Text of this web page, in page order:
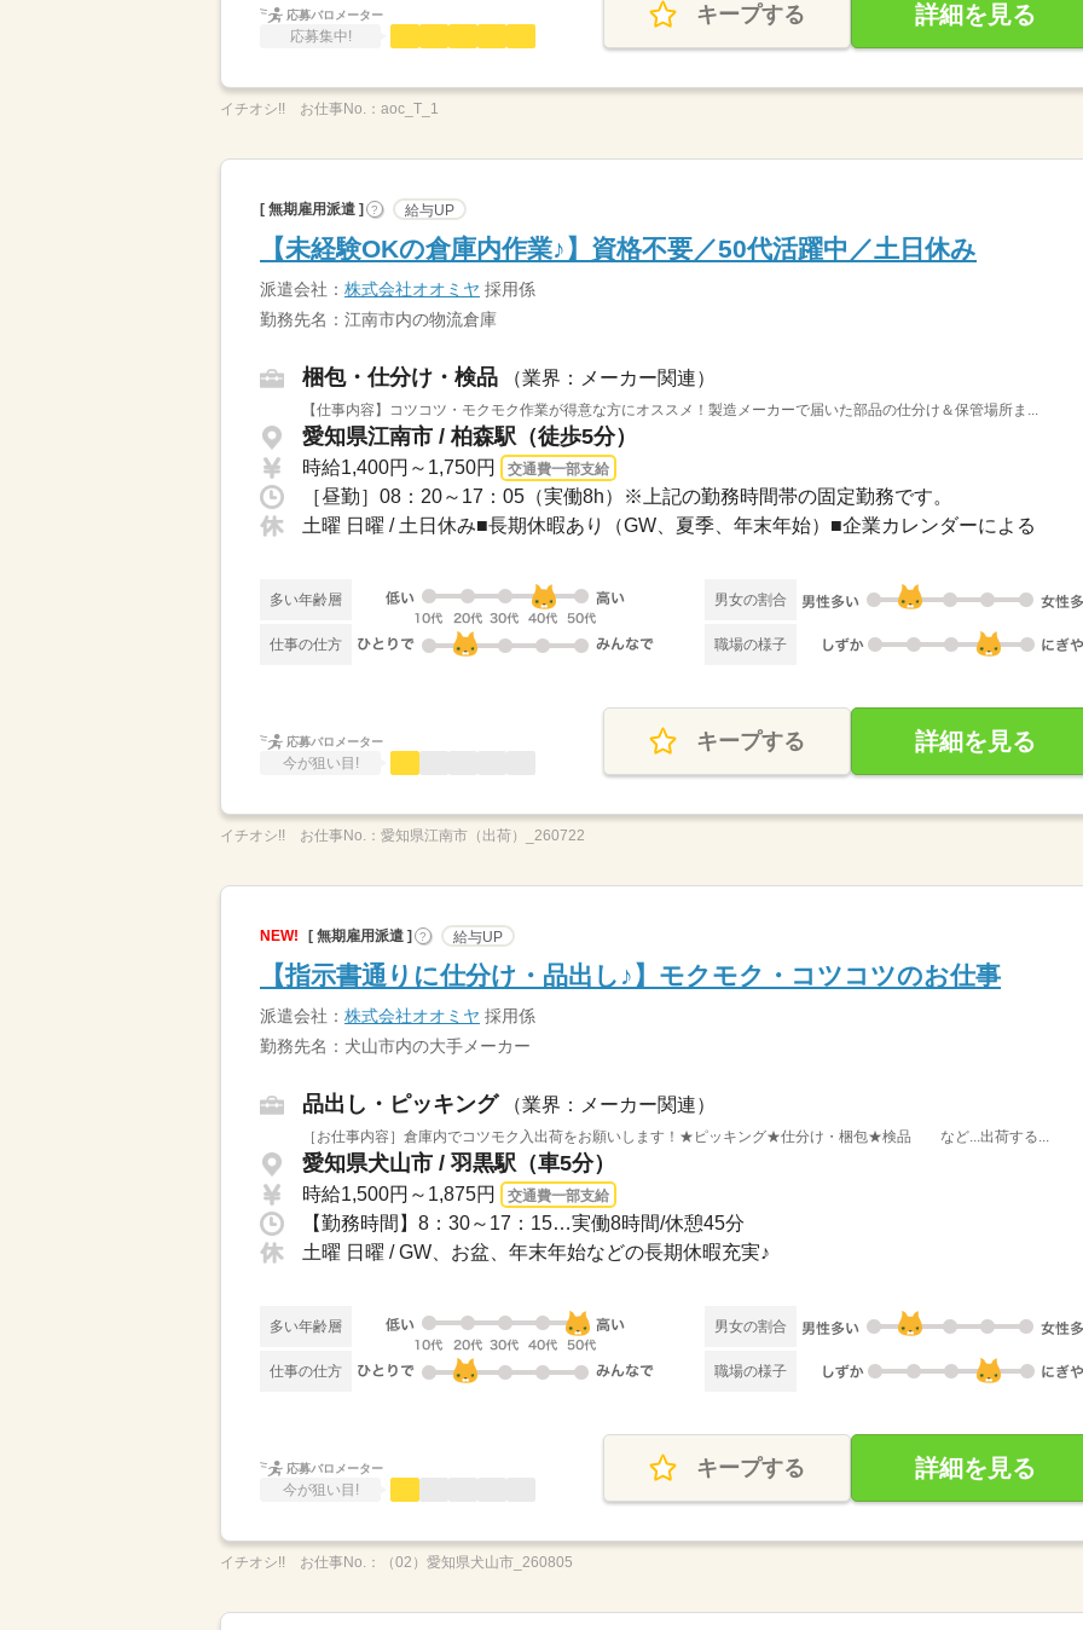
応募バロメーター
応募集中!
キープする 詳細を見る
イチオシ!! お仕事No.： aoc_T_1
[ 無期雇用派遣 ] ? 給与UP
【未経験OKの倉庫内作業♪】資格不要／50代活躍中／土日休み
派遣会社： 株式会社オオミヤ 採用係
勤務先名：江南市内の物流倉庫
梱包・仕分け・検品 （業界：メーカー関連）
【仕事内容】コツコツ・モクモク作業が得意な方にオススメ！製造メーカーで届いた部品の仕分け＆保管場所ま...
愛知県江南市 / 柏森駅（徒歩5分）
時給1,400円～1,750円 交通費一部支給
［昼勤］08：20～17：05（実働8h）※上記の勤務時間帯の固定勤務です。
土曜 日曜 / 土日休み■長期休暇あり（GW、夏季、年末年始）■企業カレンダーによる
多い年齢層 男女の割合
仕事の仕方 職場の様子
応募バロメーター
今が狙い目!
キープする 詳細を見る
イチオシ!! お仕事No.： 愛知県江南市（出荷）_260722
NEW! [ 無期雇用派遣 ] ? 給与UP
【指示書通りに仕分け・品出し♪】モクモク・コツコツのお仕事
派遣会社： 株式会社オオミヤ 採用係
勤務先名：犬山市内の大手メーカー
品出し・ピッキング （業界：メーカー関連）
［お仕事内容］倉庫内でコツモク入出荷をお願いします！★ピッキング★仕分け・梱包★検品 など...出荷する...
愛知県犬山市 / 羽黒駅（車5分）
時給1,500円～1,875円 交通費一部支給
【勤務時間】8：30～17：15…実働8時間/休憩45分
土曜 日曜 / GW、お盆、年末年始などの長期休暇充実♪
多い年齢層 男女の割合
仕事の仕方 職場の様子
応募バロメーター
今が狙い目!
キープする 詳細を見る
イチオシ!! お仕事No.： （02）愛知県犬山市_260805